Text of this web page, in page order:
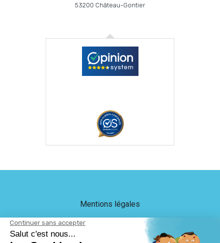
53200 Château-Gontier
Mentions légales